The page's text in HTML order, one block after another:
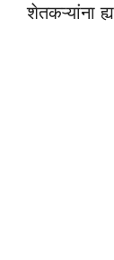
शेतकऱ्यांना